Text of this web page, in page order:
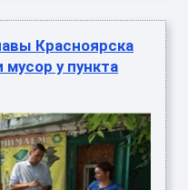
Красноярска
у пункта